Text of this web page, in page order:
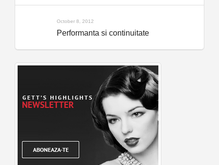
October 8, 2012
Performanta si continuitate